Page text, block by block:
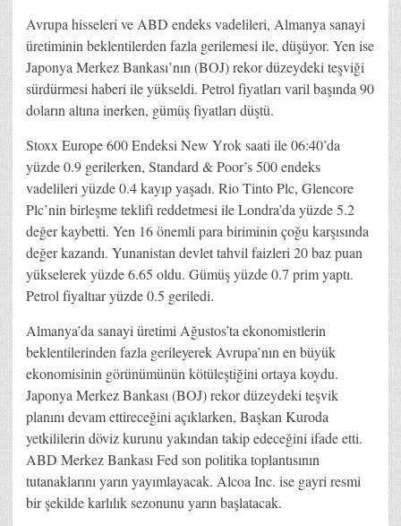
Avrupa hisseleri ve ABD endeks vadelileri, Almanya sanayi
üretiminin beklentilerden fazla gerilemesi ile, düşüyor. Yen ise
Japonya Merkez Bankası’nın (BOJ) rekor düzeydeki teşviği
sürdürmesi haberi ile yükseldi. Petrol fiyatları varil başında 90
doların altına inerken, gümüş fiyatları düştü.
Stoxx Europe 600 Endeksi New Yrok saati ile 06:40’da
yüzde 0.9 gerilerken, Standard & Poor’s 500 endeks
vadelileri yüzde 0.4 kayıp yaşadı. Rio Tinto Plc, Glencore
Plc’nin birleşme teklifi reddetmesi ile Londra’da yüzde 5.2
değer kaybetti. Yen 16 önemli para biriminin çoğu karşısında
değer kazandı. Yunanistan devlet tahvil faizleri 20 baz puan
yükselerek yüzde 6.65 oldu. Gümüş yüzde 0.7 prim yaptı.
Petrol fiyaltıar yüzde 0.5 geriledi.
Almanya’da sanayi üretimi Ağustos’ta ekonomistlerin
beklentilerinden fazla gerileyerek Avrupa’nın en büyük
ekonomisinin görünümünün kötüleştiğini ortaya koydu.
Japonya Merkez Bankası (BOJ) rekor düzeydeki teşvik
planını devam ettireceğini açıklarken, Başkan Kuroda
yetkililerin döviz kurunu yakından takip edeceğini ifade etti.
ABD Merkez Bankası Fed son politika toplantısının
tutanaklarını yarın yayımlayacak. Alcoa Inc. ise gayri resmi
bir şekilde karlılık sezonunu yarın başlatacak.